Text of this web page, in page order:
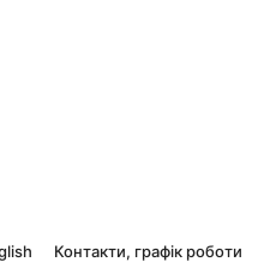
Контакти, графік роботи